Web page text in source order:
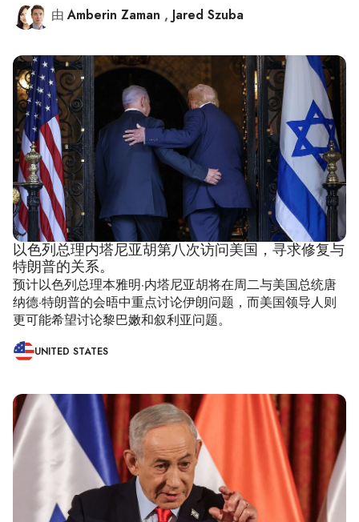
由 Amberin Zaman , Jared Szuba
以色列总理内塔尼亚胡第八次访问美国，寻求修复与
特朗普的关系。
预计以色列总理本雅明·内塔尼亚胡将在周二与美国总统唐
纳德·特朗普的会晤中重点讨论伊朗问题，而美国领导人则
更可能希望讨论黎巴嫩和叙利亚问题。
UNITED STATES